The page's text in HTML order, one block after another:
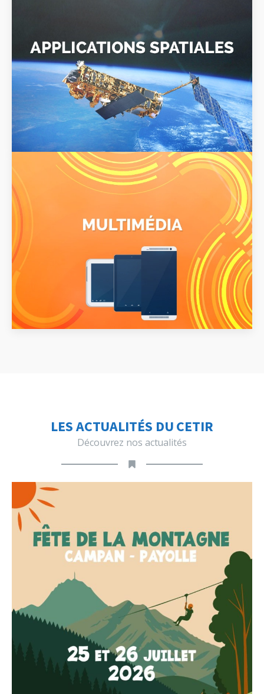
LES ACTUALITÉS DU CETIR
Découvrez nos actualités